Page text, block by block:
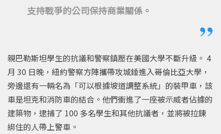
支持戰爭的公司保持商業關係。
親巴勒斯坦學生的抗議和警察鎮壓在美國大學不斷升級。 4
月 30 日晚，紐約警察方陣攜帶攻城錘進入哥倫比亞大學，
旁邊還有一輛名為「可以根據坡道調整系統」的裝甲車，該
車是坦克和消防車的結合。他們衝進了一座被示威者佔據的
建築物，逮捕了 100 多名學生和其他抗議者，並將被拉鍊
綁住的人帶上警車。